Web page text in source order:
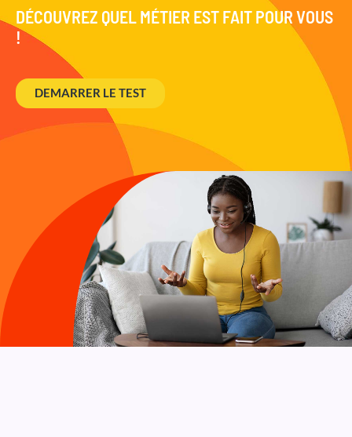
DÉCOUVREZ QUEL MÉTIER EST FAIT POUR VOUS
!
DEMARRER LE TEST